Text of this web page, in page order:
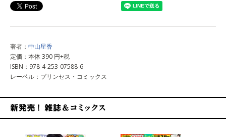
著者： 中山星香
定価：本体 390 円+税
ISBN：978-4-253-07588-6
レーベル：プリンセス・コミックス